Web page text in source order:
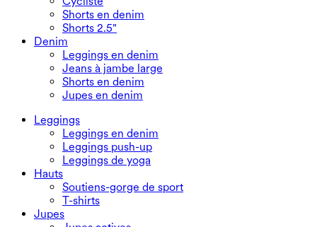
Shorts en denim
Shorts 2.5"
Denim
Leggings en denim
Jeans à jambe large
Shorts en denim
Jupes en denim
Leggings
Leggings en denim
Leggings push-up
Leggings de yoga
Hauts
Soutiens-gorge de sport
T-shirts
Jupes